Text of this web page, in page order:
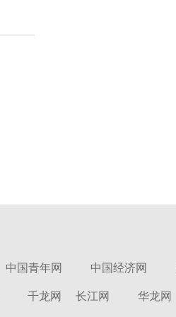
中国青年网 中国经济网
千龙网 长江网 华龙网